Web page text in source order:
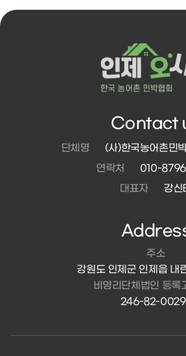
Contact
단체명
(사)한국농어촌민
연락처
010-
대표자
강신
주소
강원도 인제군 인제읍 내
비영리단체법인 등록
246-82-